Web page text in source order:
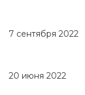
7 сентября 2022
20 июня 2022